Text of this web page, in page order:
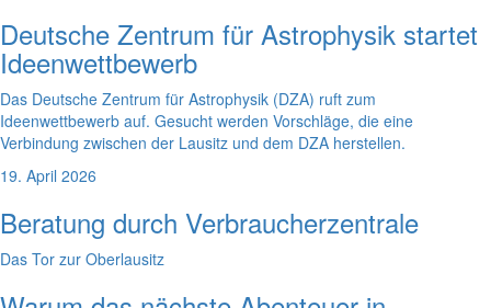
Deutsche Zentrum für Astrophysik startet
Ideenwettbewerb
Das Deutsche Zentrum für Astrophysik (DZA) ruft zum
Ideenwettbewerb auf. Gesucht werden Vorschläge, die eine
Verbindung zwischen der Lausitz und dem DZA herstellen.
19. April 2026
Beratung durch Verbraucherzentrale
Das Tor zur Oberlausitz